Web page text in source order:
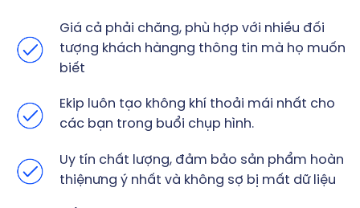
Giá cả phải chăng, phù hợp với nhiều đối
tượng khách hàngng thông tin mà họ muốn
biết
Ekip luôn tạo không khí thoải mái nhất cho
các bạn trong buổi chụp hình.
Uy tín chất lượng, đảm bảo sản phẩm hoàn
thiệnưng ý nhất và không sợ bị mất dữ liệu